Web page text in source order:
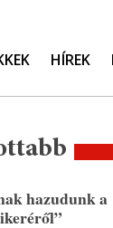
HÍREK
hazudunk a